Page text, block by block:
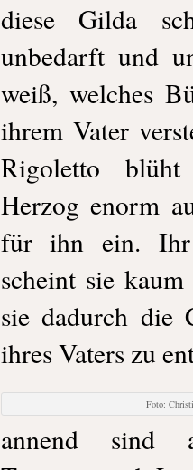
diese Gilda
unbedarft und
weiß, welches
ihrem Vater
Rigoletto
Herzog enorm
für ihn ein. Ihr
scheint sie
sie dadurch die
ihres Vaters zu
Foto:
annend sind